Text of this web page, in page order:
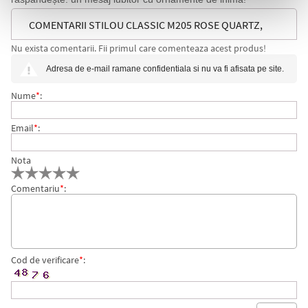
COMENTARII STILOU CLASSIC M205 ROSE QUARTZ,
PENITA F, ACCESORII ARGINTII, PELIKAN
Nu exista comentarii. Fii primul care comenteaza acest produs!
Adresa de e-mail ramane confidentiala si nu va fi afisata pe site.
Nume*:
Email*:
Nota
Comentariu*:
Cod de verificare*: